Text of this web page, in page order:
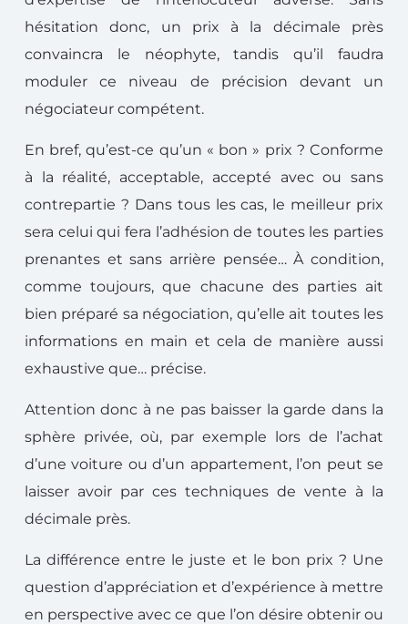
hésitation donc, un prix à la décimale près
convaincra le néophyte, tandis qu’il faudra
moduler ce niveau de précision devant un
négociateur compétent.
En bref, qu’est-ce qu’un « bon » prix ? Conforme
à la réalité, acceptable, accepté avec ou sans
contrepartie ? Dans tous les cas, le meilleur prix
sera celui qui fera l’adhésion de toutes les parties
prenantes et sans arrière pensée… À condition,
comme toujours, que chacune des parties ait
bien préparé sa négociation, qu’elle ait toutes les
informations en main et cela de manière aussi
exhaustive que… précise.
Attention donc à ne pas baisser la garde dans la
sphère privée, où, par exemple lors de l’achat
d’une voiture ou d’un appartement, l’on peut se
laisser avoir par ces techniques de vente à la
décimale près.
La différence entre le juste et le bon prix ? Une
question d’appréciation et d’expérience à mettre
en perspective avec ce que l’on désire obtenir ou